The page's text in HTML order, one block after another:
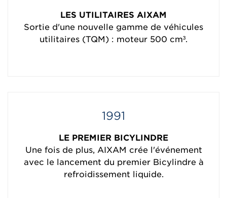
LES UTILITAIRES AIXAM
Sortie d'une nouvelle gamme de véhicules
utilitaires (TQM) : moteur 500 cm³.
1991
LE PREMIER BICYLINDRE
Une fois de plus, AIXAM crée l'événement
avec le lancement du premier Bicylindre à
refroidissement liquide.